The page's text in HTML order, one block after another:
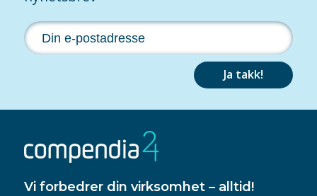
Ja takk!
Vi forbedrer din virksomhet – alltid!